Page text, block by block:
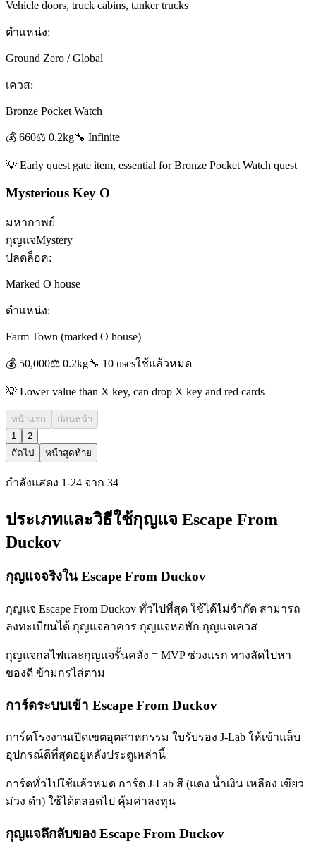
Vehicle doors, truck cabins, tanker trucks
ตำแหน่ง:
Ground Zero / Global
เควส:
Bronze Pocket Watch
💰 660⚖️ 0.2kg🔧 Infinite
💡 Early quest gate item, essential for Bronze Pocket Watch quest
Mysterious Key O
มหากาพย์
กุญแจMystery
ปลดล็อค:
Marked O house
ตำแหน่ง:
Farm Town (marked O house)
💰 50,000⚖️ 0.2kg🔧 10 usesใช้แล้วหมด
💡 Lower value than X key, can drop X key and red cards
หน้าแรก
ก่อนหน้า
1
2
ถัดไป
หน้าสุดท้าย
กำลังแสดง 1-24 จาก 34
ประเภทและวิธีใช้กุญแจ Escape From
Duckov
กุญแจจริงใน Escape From Duckov
กุญแจ Escape From Duckov ทั่วไปที่สุด ใช้ได้ไม่จำกัด สามารถ
ลงทะเบียนได้ กุญแจอาคาร กุญแจหอพัก กุญแจเควส
กุญแจกลไฟและกุญแจรั้นคลัง = MVP ช่วงแรก ทางลัดไปหา
ของดี ข้ามกรไล่ตาม
การ์ดระบบเข้า Escape From Duckov
การ์ดโรงงานเปิดเขตอุตสาหกรรม ใบรับรอง J-Lab ให้เข้าแล็บ
อุปกรณ์ดีที่สุดอยู่หลังประตูเหล่านี้
การ์ดทั่วไปใช้แล้วหมด การ์ด J-Lab สี (แดง น้ำเงิน เหลือง เขียว
ม่วง ดำ) ใช้ได้ตลอดไป คุ้มค่าลงทุน
กุญแจลึกลับของ Escape From Duckov